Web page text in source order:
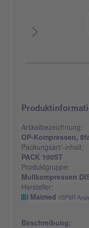
Artikelbezeichnung:
OP-Kompressen,
Packungsart/-inhalt:
PACK 100ST
Produktgruppe:
Mullkompressen
Hersteller:
Maimed
(GPSR
Beschreibung: